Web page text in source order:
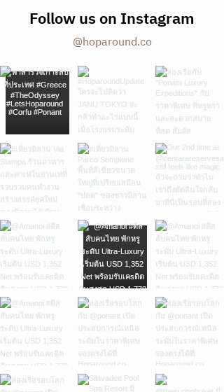
จก โต๊ะเดียว อาหารทะเลสไตล์จีนอร่อยเกินบรรยาย
/ ตือฮวนเกี่ยมฉ่ายอาหารโบราณที่หากินได้ยากมาก
ลิสต์นี้ที่จริงแล้วก็คงยาวต่อไปได้เรื่อยๆไม่รู้จบจริงๆ
นี่ยังมีร้านหวานเย็นแบบจีนๆอีกนับไม่ถ้วนที่ยังไม่
ได้พูดถึง กู่หลงเปา สิ่งหนึ่งที่เรารู้สึก Wow เป็น
พิเศษก็คือ ซาลาเปาจากร้าน “กู่หลงเปา” ที่ทำขาย
กันมาหลายชั่วอายุคน แต่เพิ่งจะเริ่มสร้างเป็น
แบรนด์จริงจังในปีที่ผ่านมา จุดเด่นของซาลาเปาที่นี่
คือเนื้อแป้งที่หอมกลิ่นหมักอ่อนๆ และมีความ
Chewy เบาๆหลังจากที่กัดผ่านความนุ่มลงไปแล้ว
เราแนะนำไส้เผือกที่ทั้งหอมมมมมม และมี Texture
นุ่มเนียนเหนียวไม่เหมือนใคร อร่อยจริงๆนะ
Surprised มาก Location:
https://g.page/gulongbao?share ร้านหอยแครง
ป้าจิน ถนนผดุงด้าว (หรือชื่อที่เราเรียกกันคุ้นปากว่า
ซอยเท็กซัส) ที่เชื่อมระหว่างเจริญกรุงกับเยาวราชนั้น
ก็อยู่ตรงหน้าโรงแรมพอดี เดินผ่านเส้นนี้มีหรือจะไม่
แวะร้านหอยแครงป้าจินชื่อดังประจำซอย เราเคยมา
ทานตั้งแต่ป้ายังยืนขายเอง ตอนนี้กิจการรุ่งเรือง
มองไปเห็นแต่ลูกน้องแล้ว ร้านป้าจินเปิดตั้งแต่ 6
โมงเย็นจนถึงค่ำ Location:
https://goo.gl/maps/9FZ8qKoYFQ3wN3g18
ร้านราดหน้าอยู่อี่ แต่ถ้าเพื่อนๆแวะมาแถวนี้ตอน
กลางวันก็มีร้านราดหน้าอยู่อี่สูตรโบราณหอม
กระเทียมและมีรสหวานปะแล่มๆกำลังอร่อยให้แวะ
ชิม Location:
https://goo.gl/maps/AiWvuuT1Yt1LVH1aA
Ba Hao Tien Mi และที่ขาดไม่ได้ก็คือร้านขนม
หวานจีนสมัยใหม่ Ba Hao Tien Mi ที่นี่เป็นสาขาที่
แก้วไนโตรสดชื่นๆ ไร้คาเฟอีนอย่าง Ginger
Lemondade หรือจะเลือกชิมเมนูสร้างสรรค์ใหม่
อย่าง Mint Mocha Frappe เอสเพรสโซจากเมล็ด
Roots ปั่นกับดัทช์โกโก้ นม นํ้าตาลทรายแดงและวิป
ครีม สำหรับสาวกชา ที่นี่จะเสิร์ฟชาจาก Monsoon
Tea แบรนด์ชาขึ้นชื่อของไทยผลิตชาจากไร่ชาปลูก
ผสมผสานอยู่ท่ามกลางผืนป่าในภาคเหนือของไทย
เราแนะนําให้ชิมชาที่ชื่อ “สุขุมวิท” ชาเบลนด์ที่ทําขึ้น
มาจากชาดําผสมผสานกับความหอมละมุนของ
ลาเวนเดอร์ มะม่วง และกระวาน หากอยากได้ทาง
เลือกเพื่อสุขภาพ ก็สามารถเลือกชิมคอมบูฉะทําเอง
หรือจะเลือกเมนูดีกับสุขภาพอย่าง Banana Kiwi
Yogurt Smoothie ที่นํากล้วยกับกีวี่มาปั่นกับโย
เกิร์ต หรือจะเป็น White Tea + Fresh Apple +
Honey + Lemon Frappe ช่วยเพิ่มความสดชื่น
เมนูที่เราแนะนำ 🥗 Hoki Poke Salad (390.-) เป็น
Ice plant ที่หากินยากเหตุผลที่ชอบคือตัวผักมัน
อร่อยกรุบ แล้วยิ่งกินกับ Tuna poke คือเข้ากันดีสุด
🦐 Jumbo Tiger Prawns (690.-) เป็นกุ้งลายเสือ
ยักษ์ที่นำไปย่างแล้วราดด้วยน้ำปลา พร้อมน้ำจิ้ม
Chimmichurri Sauce แล้วแกล้มด้วยผักย่างคือ
อร่อยมากกกกกก 🍝 Tiger Prawns Fettuccine
(550.-) เส้นรีดสดคลุกเคล้ากับซอสครีมมาพร้อมกับ
กุ้งลายเสือ บอกเลยว่ากลมกล่อมเกินคาด 🐟
Catch of the Day เป็นปลาซีบาสย่างจนหนังกรอบ
แต่เนื้อยังแน่น กินคู่กับมันฝรั่ง Vongole (430.-) ส
ปาเก็ตตี้เส้นสดผัดหอยลายสดๆ กรุบๆ อร่อย!
Gravlax & Cream (10ʼʼ 260.-) พิซซ่าหน้าแซลม่อ
นครีม แป้งกรอบนอกนุ่มใน Nitro Cold Brew
Mitchell, Stonehill Taylor . #LetsHoparound
#LetsHoparoundUSA #InspiringStuff
เกี่ยว modern family ขึ้นมา Jonny Johansson ผู้
ก่อตั้งและ Creative Director ของแบรนด์จึงได้
นึกถึงภาพคนสวีดิชทั่วๆไปที่มักจะทำหน้าเฉยๆ
หรือในภาษาสวีดิชเรียกว่า “Lagom” ซึ่งแปลว่าไม่
มากไปและไม่น้อยไป กำลังดี เขาจึงสเก็ตช์รูปง่ายๆ
ออกมาเป็นสี่เหลี่ยมผืนผ้า ที่มีจุด 2 จุดเป็นตาและ
เส้นตรงเป็นปาก แต่สิ่งที่เกิดขึ้นหลังจากนั้นก็คือ
น้องหน้านิ่งได้กลายเป็นที่หลงไหลของสาวกแบรนด์
จนน้องถูกเชิญให้เข้ามาเป็นสมาชิกถาวรของ
ครอบครัว Acne Studios และปรากฎตัวอยู่แทบจะ
ทุกคอลเล็กชั่นหลังจากนั้นมา ยิ่งได้รู้จัก Acne ก็ยิ่ง
ทำให้เราอยากรู้ว่าบรรยากาศเบื้องหลังการสร้างสรรค์
สิ่งที่ไม่เหมือนใครของ Acne Studios นั้นจะเป็น
ยังไง อะไรเป็นแรงกระตุ้นให้ผู้คนที่ใช้ชีวิตอยู่ใน
space ที่ทำงานนั้นคิดและทำอะไรที่ใหม่และเท่
แหวกแนวชาวบ้านได้อยู่ตลอดเวลา แม้แบรนด์ในวัน
นี้จะมีอายุ 24 ปีแล้วก็ตาม เมื่อปลายปีที่แล้วในวันที่
15 พฤศจิกายน 2019 ก็ถึงเวลาที่โปรเจ็คต์
Floragatan 13 หรือ Head Quarter แห่งใหม่ใน
กรุงสต็อคโฮมของ Acne Studios ได้เปิดตัวอย่าง
เป็นทางการ และแน่นอนว่าสถานที่แห่งนี้ก็เต็มไป
ด้วยเรื่องราวและแนวคิดใหม่ๆตามครรลองของ
Acne Studios แบบไม่ต้องเดาเลย อาคาร 10 ชั้น
ซึ่งแต่เดิมเป็นสถานทูตเก่าของประเทศเชคโกสโลวา
เกียสไตล์ Brutalist ในยุค 70s ที่ตั้งอยู่บนถนน
Floragatan แห่งนี้นั้นเต็มไปด้วยความลับของ
สงครามเย็น และความภาคภูมิใจในสถาปัตยกรรม
โมเดิร์นนิสซึ่มแบบยุโรปตะวันออก ทำให้โดยพื้น
ออกแบบเป็นพิเศษเพื่อเสริมคาแร็คเตอร์ให้กับ
โรงแรม K5 แห่งนี้ ห้องพักในโรงแรมมีให้เลือก
ทั้งหมด 7 รูปแบบ ©︎K5 ROOM TYPE: Junior
Suite Loft Floor ขนาด 43 sqm ROOM TYPE:
Junior Suite ขนาด 43 sqm ©︎K5 ROOM
TYPE: K5 Room Loft Floor ขนาด 38 sqm
©︎K5 ROOM TYPE: K5 Room ขนาด 38sqm
ROOM TYPE: K5 Loft ขนาด 80 sqm ROOM
TYPE: Studio Loft Floor ขนาด 21 sqm ©︎K5
ROOM TYPE: Studio ขนาด 21 sqm สายกินดื่ม
ห้ามพลาดกับ ร้านกาแฟ บาร์ และร้านอาหาร
นอกจากห้องพักที่สวยหยดทั้ง 20 ห้องที่กว้างขวาง
กว่าห้องพักโดยเฉลี่ยในกรุงโตเกียวแล้ว โรงแรมแห่ง
นี้ยังจัดเต็มในเรื่องของการกินดื่มด้วย สายละเลียด
เบียร์ต้องไม่พลาดชั้นใต้ดินของที่นี่เพราะเป็นที่ตั้ง
ของ Tap Room โดย Brooklyn Brewery แห่งแรก
และแห่งเดียวที่อยู่นอก New York นอกจากนี้ยังมี
Ao Bar ที่เสิร์ฟ cocktails สูตรเฉพาะในธีมบาร์
Kabutocho ผสมกับห้องสมุดสีแดง (เท่สุดๆไป
เลย!) ต่อด้วยร้าน Caveman โดยเชฟ Atsuki
Kuroda ที่เสิร์ฟ progressive Japanese cuisine
ล้ำๆ ไปจนถึง Switch Coffee ร้านกาแฟ specialty
ท่ามกลางแมกไม้เขียวเข้ม ซึ่งอยู่ติดกันกับร้าน
ดอกไม้ของทางโรงแรมเอง ร้านอาหาร
CAVEMAN ตั้งอยู่ที่ชั้น 1 ร้านอาหารชื่อดังจาก
ย่าน Meguro โตเกียว เป็นอาหารฟิวชั่น ที่ผสม
ผสานระหว่างญี่ปุ่น ฝรั่งเศสและเดนมาร์กได้อย่าง
ลงตัว ทางร้านจะเสิร์ฟอาหารคู่กับไวน์ธรรมชาติและ
เบียร์ ร้านกาแฟ Coffee Stand: SWITCH
เรารู้ว่าคุณก็เหมือนกัน (ใช่มั้ยล่าาาา :-))
#LetsHOParoundSeoul #exhibition
#ThomBrowne #TheModernUniform
Follow us on Instagram
@hoparound.co